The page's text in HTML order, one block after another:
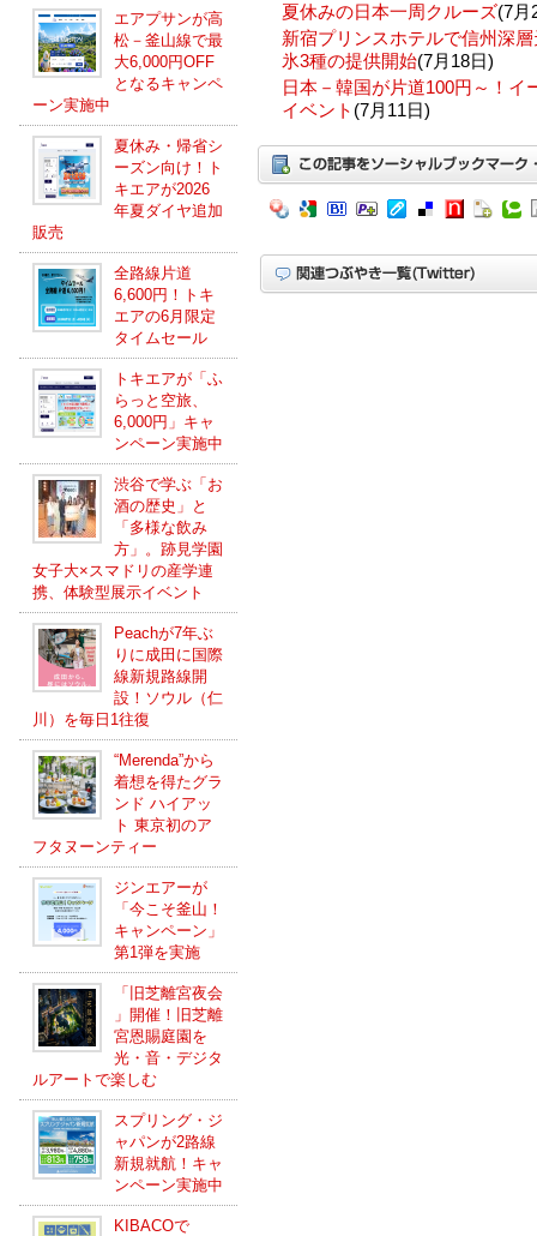
エアプサンが高
松－釜山線で最
大6,000円OFF
となるキャンペ
ーン実施中
夏休み・帰省シ
ーズン向け！ト
キエアが2026
年夏ダイヤ追加
販売
全路線片道
6,600円！トキ
エアの6月限定
タイムセール
トキエアが「ふ
らっと空旅、
6,000円」キャ
ンペーン実施中
渋谷で学ぶ「お
酒の歴史」と
「多様な飲み
方」。跡見学園
女子大×スマドリの産学連
携、体験型展示イベント
Peachが7年ぶ
りに成田に国際
線新規路線開
設！ソウル（仁
川）を毎日1往復
“Merenda”から
着想を得たグラ
ンド ハイアッ
ト 東京初のア
フタヌーンティー
ジンエアーが
「今こそ釜山！
キャンペーン」
第1弾を実施
「旧芝離宮夜会
」開催！旧芝離
宮恩賜庭園を
光・音・デジタ
ルアートで楽しむ
スプリング・ジ
ャパンが2路線
新規就航！キャ
ンペーン実施中
KIBACOで
夏休みの日本一周クルーズ(7月
新宿プリンスホテルで信州深
氷3種の提供開始(7月18日)
日本－韓国が片道100円～！イ
イベント (7月11日)